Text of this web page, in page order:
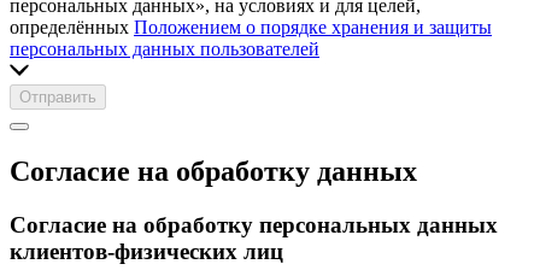
персональных данных», на условиях и для целей,
определённых Положением о порядке хранения и защиты
персональных данных пользователей
Отправить
Согласие на обработку данных
Согласие на обработку персональных данных
клиентов-физических лиц